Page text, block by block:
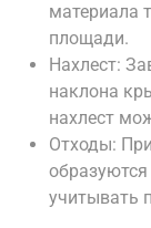
материала
площади.
Нахлест:
наклона
нахлест
Отходы:
учитывать